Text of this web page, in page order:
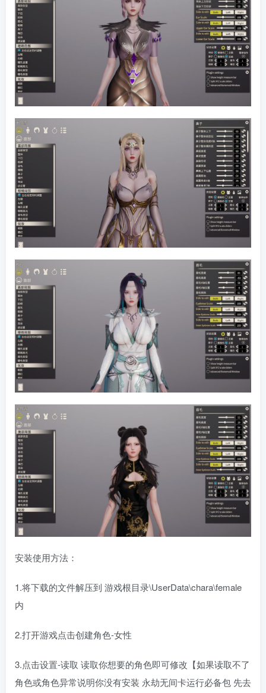
安装使用方法：
1.将下载的文件解压到 游戏根目录\UserData\chara\female
内
2.打开游戏点击创建角色-女性
3.点击设置-读取 读取你想要的角色即可修改【如果读取不了
角色或角色异常说明你没有安装 永劫无间卡运行必备包 先去